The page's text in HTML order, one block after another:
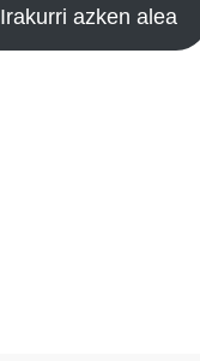
Irakurri azken alea